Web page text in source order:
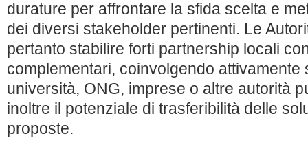
durature per affrontare la sfida scelta e
dei diversi stakeholder pertinenti. Le
pertanto stabilire forti partnership locali
complementari, coinvolgendo attivamente
università, ONG, imprese o altre autorità
inoltre il potenziale di trasferibilità delle
proposte.